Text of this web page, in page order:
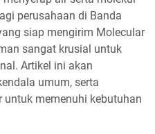
perusahaan di Banda
siap mengirim Molecular
sangat krusial untuk
Artikel ini akan
umum, serta
untuk memenuhi kebutuhan